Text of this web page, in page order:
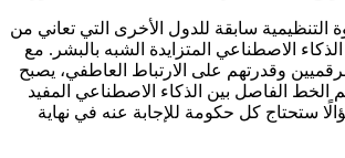
سابقة للدول الأخرى التي تعاني من
الاصطناعي المتزايدة الشبه بالبشر. مع
وقدرتهم على الارتباط العاطفي، يصبح
الفاصل بين الذكاء الاصطناعي المفيد
ستحتاج كل حكومة للإجابة عنه في نهاية